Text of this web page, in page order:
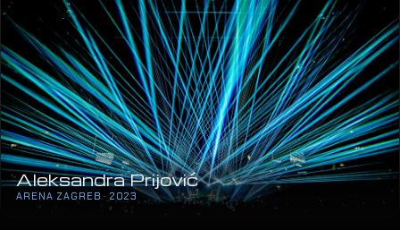
Aleksandra Prijović
ARENA ZAGREB · 2023